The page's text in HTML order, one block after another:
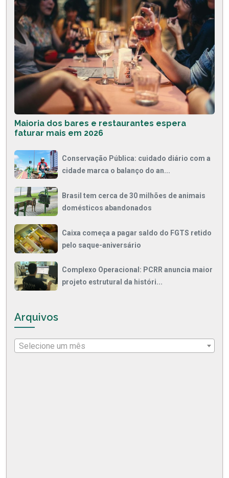
Maioria dos bares e restaurantes espera
faturar mais em 2026
Conservação Pública: cuidado diário com a
cidade marca o balanço do an...
Brasil tem cerca de 30 milhões de animais
domésticos abandonados
Caixa começa a pagar saldo do FGTS retido
pelo saque-aniversário
Complexo Operacional: PCRR anuncia maior
projeto estrutural da históri...
Arquivos
Selecione um mês